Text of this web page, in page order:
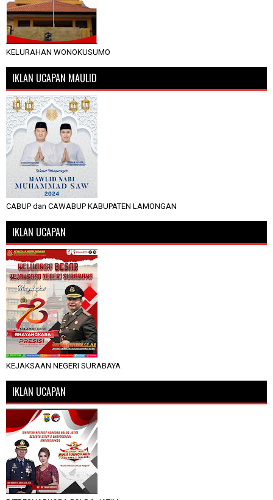
KELURAHAN WONOKUSUMO
IKLAN UCAPAN MAULID
CABUP dan CAWABUP KABUPATEN LAMONGAN
IKLAN UCAPAN
KEJAKSAAN NEGERI SURABAYA
IKLAN UCAPAN